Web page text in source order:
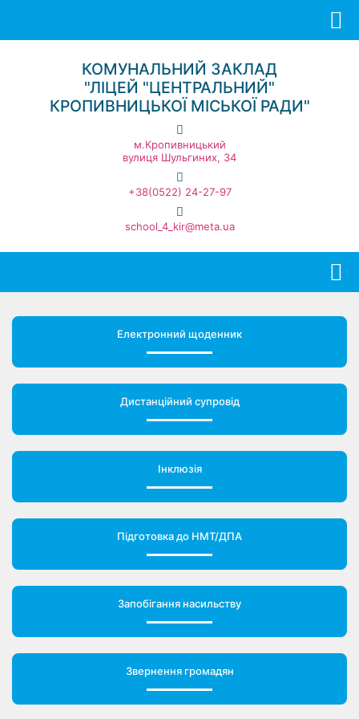
КОМУНАЛЬНИЙ ЗАКЛАД
"ЛІЦЕЙ "ЦЕНТРАЛЬНИЙ"
КРОПИВНИЦЬКОЇ МІСЬКОЇ РАДИ"
м.Кропивницький
вулиця Шульгиних, 34
+38(0522) 24-27-97
school_4_kir@meta.ua
Електронний щоденник
Дистанційний супровід
Інклюзія
Підготовка до НМТ/ДПА
Запобігання насильству
Звернення громадян